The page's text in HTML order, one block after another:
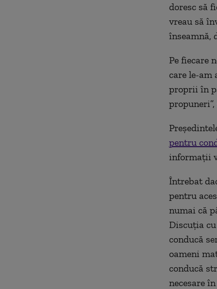
doresc să
vreau să
înseamnă,
Pe fiecare
care le-am
proprii în
pentru
informații
Întrebat
pentru
numai că
Discuția
conducă
oameni
conducă
necesare